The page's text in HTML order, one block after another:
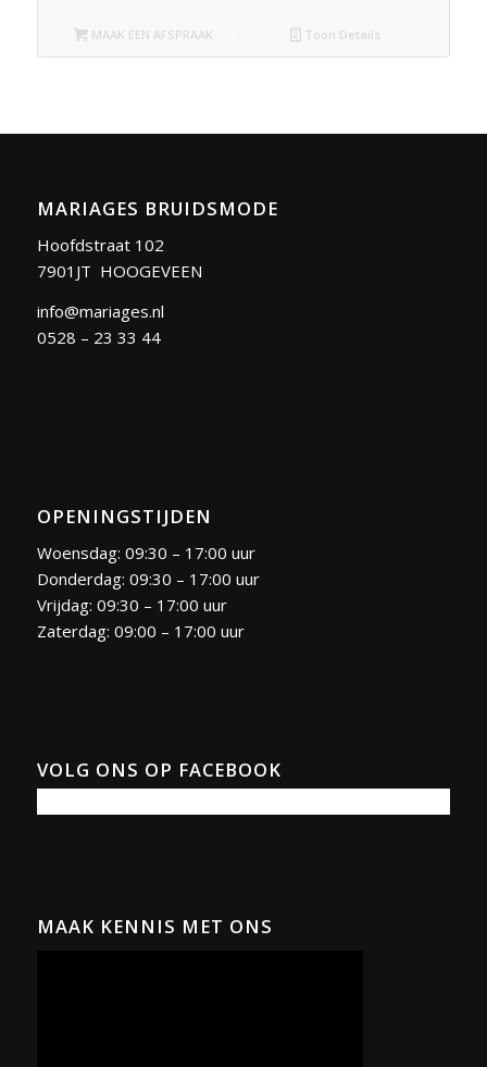
MAAK EEN AFSPRAAK Toon Details
MARIAGES BRUIDSMODE
Hoofdstraat 102
7901JT HOOGEVEEN
info@mariages.nl
0528 – 23 33 44
OPENINGSTIJDEN
Woensdag: 09:30 – 17:00 uur
Donderdag: 09:30 – 17:00 uur
Vrijdag: 09:30 – 17:00 uur
Zaterdag: 09:00 – 17:00 uur
VOLG ONS OP FACEBOOK
MAAK KENNIS MET ONS